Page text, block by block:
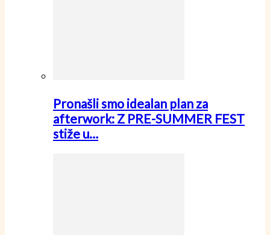
Pronašli smo idealan plan za
afterwork: Z PRE-SUMMER FEST
stiže u…